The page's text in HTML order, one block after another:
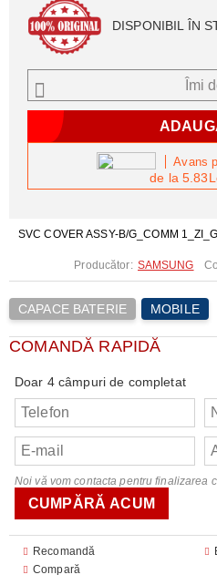
SVC COVER ASSY-B/G_COMM
Producător: SAMSUNG
CAPACE BATERIE MOBILE
COMANDĂ RAPIDĂ
Doar 4 câmpuri de completat
Noi vă vom contacta pentru finalizarea
Recomandă
Compară
DISPONIBIL ÎN
Îmi
de la
Avans